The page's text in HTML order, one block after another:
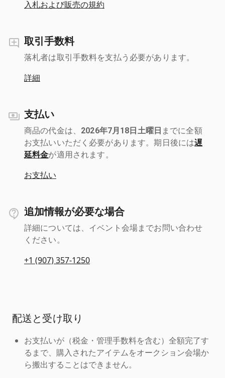
入札および販売の規約
取引手数料
落札者は取引手数料を支払う必要があります。
詳細
支払い
商品の代金は、 2026年7月18日土曜日 までに全額
お支払いいただく必要があります。期日後には遅
延料金が適用されます。
お支払い
追加情報が必要な場合
詳細については、イベント会場までお問い合わせ
ください。
+1 (907) 357-1250
配送と受け取り
お支払いが（税金・管理手数料を含む）全額完了す
るまで、購入されたアイテムをオークション会場か
ら搬出することはできません。